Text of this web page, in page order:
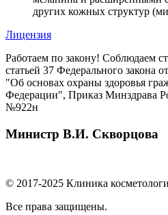
других кожных структур
Лицензия
Работаем по закону! Соблюдаем
статьей 37 Федерального закона
"Об основах охраны здоровья
Федерации", Приказ Минздрава
№922н
Министр В.И. Скворцова
© 2017-2025 Клиника
Все права защищены.